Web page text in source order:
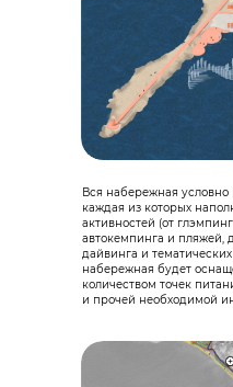
Вся набережная
каждая из которых
активностей (от
автокемпинга и пляжей,
дайвинга и
набережная будет
количеством точек
и прочей необходимой